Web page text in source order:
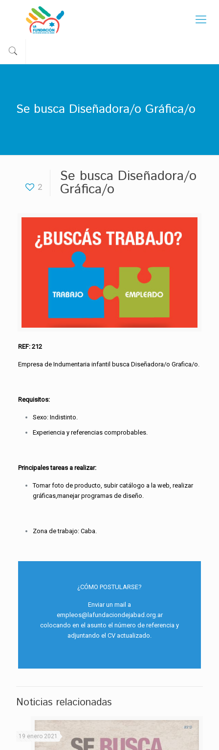
Se busca Diseñadora/o Gráfica/o
2
Se busca Diseñadora/o
Gráfica/o
REF: 212
Empresa de Indumentaria infantil busca Diseñadora/o Grafica/o.
Requisitos:
Sexo: Indistinto.
Experiencia y referencias comprobables.
Principales tareas a realizar:
Tomar foto de producto, subir catálogo a la web, realizar
gráficas,manejar programas de diseño.
Zona de trabajo: Caba.
¿CÓMO POSTULARSE?
Enviar un mail a
empleos@lafundaciondejabad.org.ar
colocando en el asunto el número de referencia y
adjuntando el CV actualizado.
Noticias relacionadas
19 enero 2021